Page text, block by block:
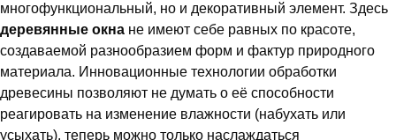
многофункциональный, но и декоративный элемент. Здесь
деревянные окна не имеют себе равных по красоте,
создаваемой разнообразием форм и фактур природного
материала. Инновационные технологии обработки
древесины позволяют не думать о её способности
реагировать на изменение влажности (набухать или
усыхать), теперь можно только наслаждаться